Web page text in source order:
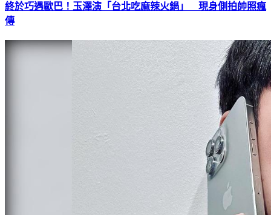
終於巧遇歐巴！玉澤演「台北吃麻辣火鍋」 現身側拍帥照瘋
傳